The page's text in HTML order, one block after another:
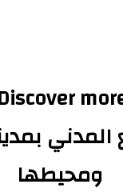
ومحيطها